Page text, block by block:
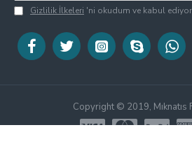
Gizlilik İlkeleri 'ni okudum ve kabul
Copyright © 2019, Mıknatıs